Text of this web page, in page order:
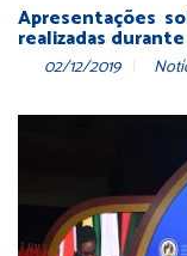
Apresentações
realizadas
02/12/2019